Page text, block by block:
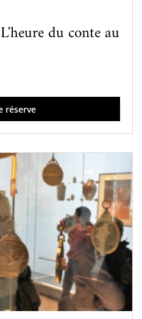
du conte au
réserve